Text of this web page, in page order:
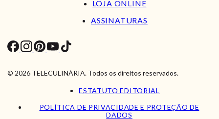
LOJA ONLINE
ASSINATURAS
© 2026 TELECULINÁRIA. Todos os direitos reservados.
ESTATUTO EDITORIAL
POLÍTICA DE PRIVACIDADE E PROTEÇÃO DE
DADOS